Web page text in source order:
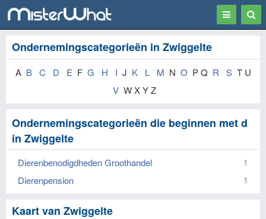
Toggle
Ondernemingscategorieën in Zwiggelte
A B C D E F G H I J K L M N O P Q R S T U
V W X Y Z
Ondernemingscategorieën die beginnen met d
in Zwiggelte
Dierenbenodigdheden Groothandel 1
Dierenpension 1
Kaart van Zwiggelte